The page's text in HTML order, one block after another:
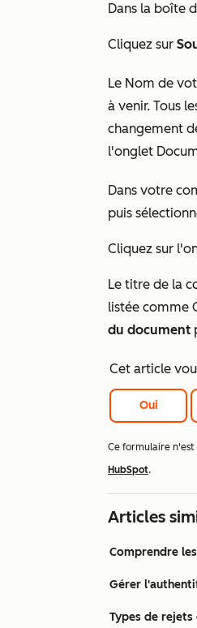
Dans la boîte
Cliquez sur
Le Nom de
à venir. Tous
changement
l'onglet
Dans votre
puis
Cliquez sur
Le titre de la
listée comme
du document
Cet article
Oui
Ce formulaire
HubSpot.
Articles
Comprendre
Gérer
Types de rejets